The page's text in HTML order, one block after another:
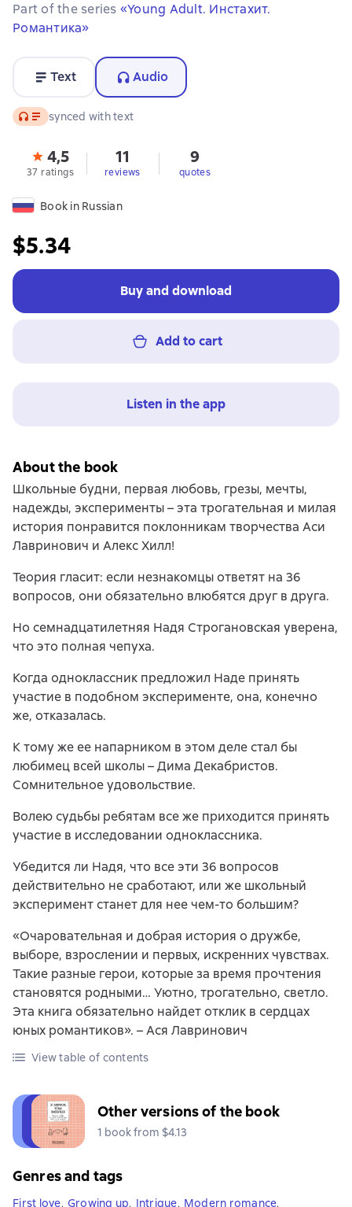
Part of the series «Young Adult. Инстахит.
Романтика»
Text Audio
Audio synced with text
4,5
37 ratings
11
reviews
9
quotes
Book in Russian
$5.34
Buy and download
Add to cart
Listen in the app
About the book
Школьные будни, первая любовь, грезы, мечты,
надежды, эксперименты – эта трогательная и милая
история понравится поклонникам творчества Аси
Лавринович и Алекс Хилл!
Теория гласит: если незнакомцы ответят на 36
вопросов, они обязательно влюбятся друг в друга.
Но семнадцатилетняя Надя Строгановская уверена,
что это полная чепуха.
Когда одноклассник предложил Наде принять
участие в подобном эксперименте, она, конечно
же, отказалась.
К тому же ее напарником в этом деле стал бы
любимец всей школы – Дима Декабристов.
Сомнительное удовольствие.
Волею судьбы ребятам все же приходится принять
участие в исследовании одноклассника.
Убедится ли Надя, что все эти 36 вопросов
действительно не сработают, или же школьный
эксперимент станет для нее чем-то большим?
«Очаровательная и добрая история о дружбе,
выборе, взрослении и первых, искренних чувствах.
Такие разные герои, которые за время прочтения
становятся родными… Уютно, трогательно, светло.
Эта книга обязательно найдет отклик в сердцах
юных романтиков». – Ася Лавринович
View table of contents
Other versions of the book
1 book from $4.13
Genres and tags
First love, Growing up, Intrigue, Modern romance,